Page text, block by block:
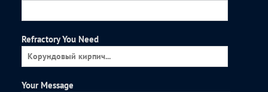
Refractory You Need
Your Message